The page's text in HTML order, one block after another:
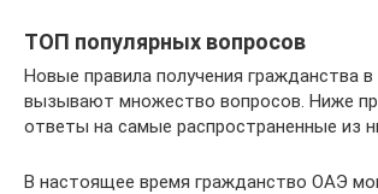
ТОП популярных вопросов
Новые правила получения гражданства
вызывают множество вопросов. Ниже
ответы на самые распространенные из
В настоящее время гражданство ОАЭ